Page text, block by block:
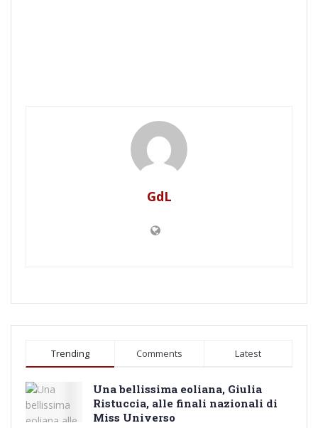
GdL
Trending Comments Latest
Una bellissima eoliana, Giulia
Ristuccia, alle finali nazionali di
Miss Universo